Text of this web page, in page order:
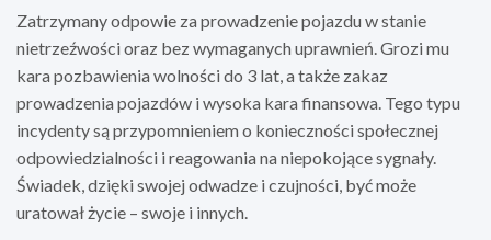
Zatrzymany odpowie za prowadzenie pojazdu w stanie
nietrzeźwości oraz bez wymaganych uprawnień. Grozi mu
kara pozbawienia wolności do 3 lat, a także zakaz
prowadzenia pojazdów i wysoka kara finansowa. Tego typu
incydenty są przypomnieniem o konieczności społecznej
odpowiedzialności i reagowania na niepokojące sygnały.
Świadek, dzięki swojej odwadze i czujności, być może
uratował życie – swoje i innych.